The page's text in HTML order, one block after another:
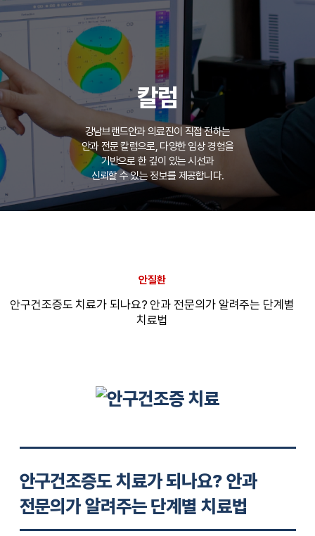
칼럼
강남브랜드안과 의료진이 직접 전하는
안과 전문 칼럼으로, 다양한 임상 경험을
기반으로 한 깊이 있는 시선과
신뢰할 수 있는 정보를 제공합니다.
안질환
안구건조증도 치료가 되나요? 안과 전문의가 알려주는 단계별
치료법
안구건조증도 치료가 되나요? 안과
전문의가 알려주는 단계별 치료법